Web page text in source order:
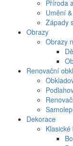
Příroda
Umění
Západy
Obrazy
Obrazy
Renovační
Dekorace